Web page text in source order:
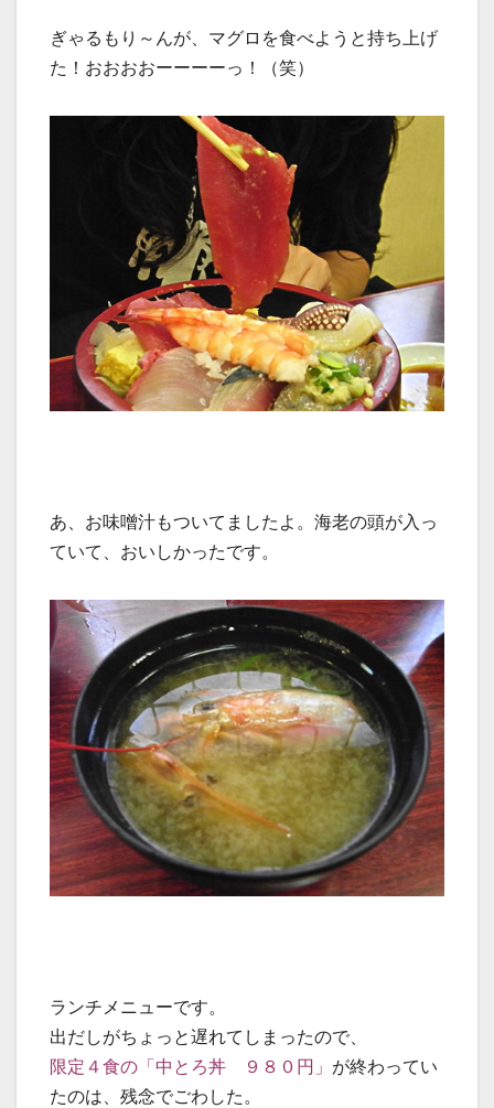
ぎゃるもり～んが、マグロを食べようと持ち上げ
た！おおおおーーーーっ！（笑）
あ、お味噌汁もついてましたよ。海老の頭が入っ
ていて、おいしかったです。
ランチメニューです。
出だしがちょっと遅れてしまったので、
限定４食の「中とろ丼 ９８０円」 が終わってい
たのは、残念でごわした。